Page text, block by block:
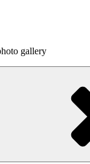
gallery